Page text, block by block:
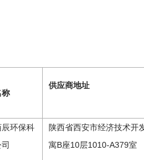
称
供应商地址
辰环保科
陕西省西安市经济技术开
寓B座10层1010-A379室